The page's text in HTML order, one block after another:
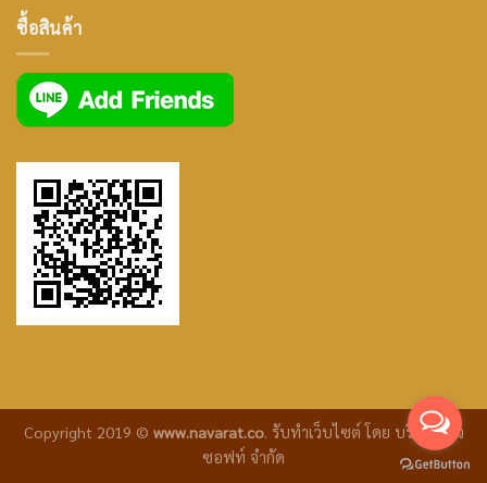
icon
ซื้อสินค้า
Copyright 2019 © www.navarat.co. รับทำเว็บไซต์โดย บริษัท ซีเจ
ซอฟท์ จำกัด